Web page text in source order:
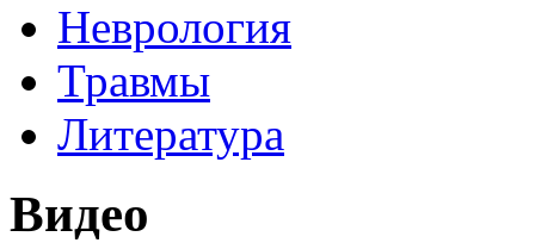
Неврология
Травмы
Литература
Видео